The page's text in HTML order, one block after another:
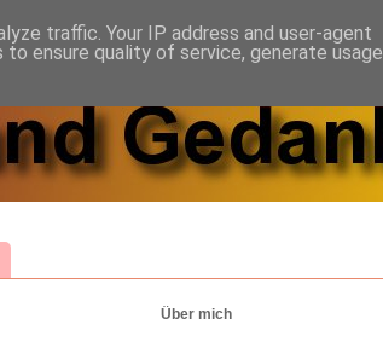
Über mich
traffic. Your IP address and user-agent
ensure quality of service, generate usage